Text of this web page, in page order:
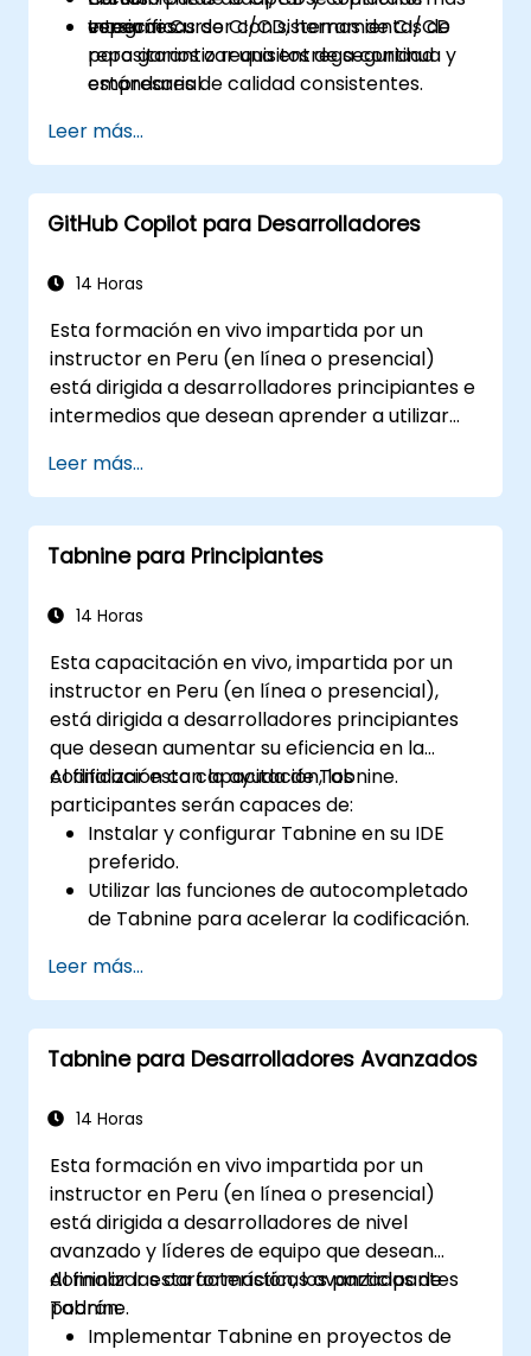
Integrar Cursor con sistemas de CI/CD
para garantizar una entrega continua y
estándares de calidad consistentes.
versiones.
específicas de CI/CD, herramientas de
repositorios o requisitos de seguridad
empresarial.
Leer más...
GitHub Copilot para Desarrolladores
14 Horas
Esta formación en vivo impartida por un
instructor en Peru (en línea o presencial)
está dirigida a desarrolladores principiantes e
intermedios que desean aprender a utilizar
Copilot dentro de flujos de trabajo modernos
de desarrollo.
Leer más...
Tabnine para Principiantes
14 Horas
Esta capacitación en vivo, impartida por un
instructor en Peru (en línea o presencial),
está dirigida a desarrolladores principiantes
que desean aumentar su eficiencia en la
codificación con la ayuda de Tabnine.
Al finalizar esta capacitación, los
participantes serán capaces de:
Instalar y configurar Tabnine en su IDE
preferido.
Utilizar las funciones de autocompletado
de Tabnine para acelerar la codificación.
para obtener una asistencia óptima.
Comprender cómo la inteligencia
artificial de Tabnine aprende de su código
para ofrecer mejores sugerencias.
Leer más...
Tabnine para Desarrolladores Avanzados
14 Horas
Esta formación en vivo impartida por un
instructor en Peru (en línea o presencial)
está dirigida a desarrolladores de nivel
avanzado y líderes de equipo que desean
dominar las características avanzadas de
Tabnine.
Al finalizar esta formación, los participantes
podrán:
Implementar Tabnine en proyectos de